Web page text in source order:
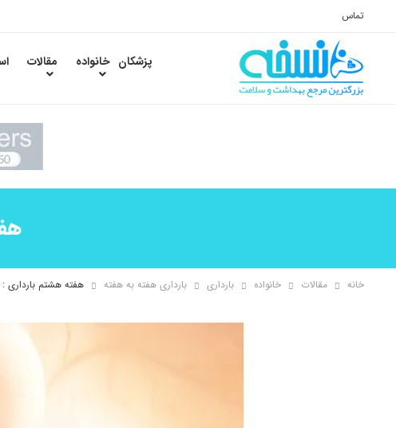
تماس
پزشکان خانواده مقالات
خانه مقالات خانواده بارداری بارداری هفته به هفته هفته هشتم بارداری :